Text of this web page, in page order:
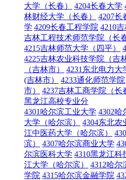
大学（长春）
4204长春大学
林财经大学（长春）
4207长
学 4209长春工程学院 4210
吉林工程技术师范学院（长春
4215吉林师范大学（四平）
4225吉林农业科技学院（吉
（吉林市）
4231东北电力大
(吉林市）
4233通化师范学院
市）
4237吉林工商学院（长
黑龙江高校专业分
4301哈尔滨工业大学 4302哈
大学（哈尔滨）
4304东北农
江中医药大学（哈尔滨）
滨）
4307哈尔滨商业大学
尔滨医科大学 4310黑龙江科
江大学（哈尔滨）
4312哈尔
学院 4315哈尔滨金融学院